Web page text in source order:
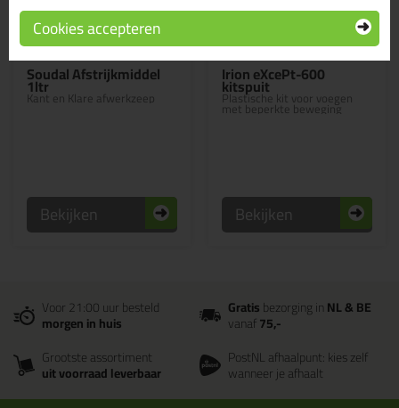
Soudal Afstrijkmiddel
1ltr
Kant en Klare afwerkzeep
7,49
Bekijken
Irion eXcePt-600
kitspuit
Plastische kit voor voegen
met beperkte beweging
39,99
Bekijken
Voor 21:00 uur besteld
morgen in huis
Gratisbezorging inNL & BE
vanaf75,-
Grootste assortiment
uit voorraad leverbaar
PostNL afhaalpunt: kies zelf
wanneer je afhaalt
Cookies accepteren